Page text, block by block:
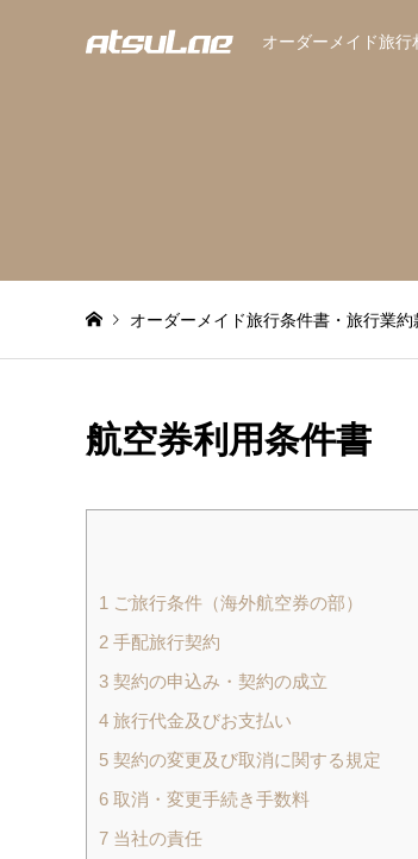
オーダーメイド旅
オーダーメイド旅行条件書・旅行業約
航空券利用条件書
1 ご旅行条件（海外航空券の部）
2 手配旅行契約
3 契約の申込み・契約の成立
4 旅行代金及びお支払い
5 契約の変更及び取消に関する規定
6 取消・変更手続き手数料
7 当社の責任